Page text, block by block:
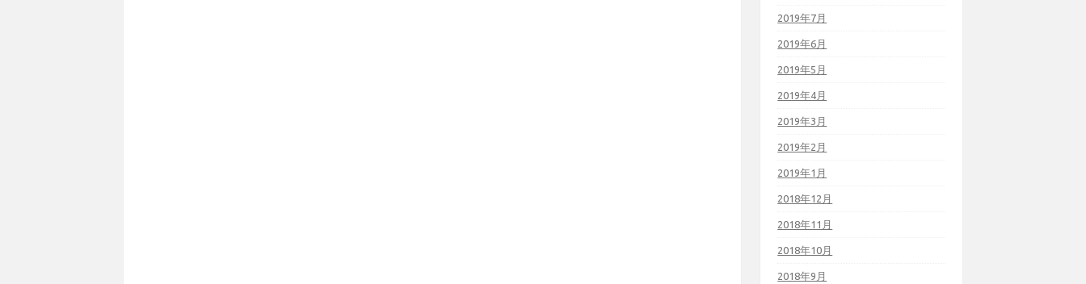
2019年7月
2019年6月
2019年5月
2019年4月
2019年3月
2019年2月
2019年1月
2018年12月
2018年11月
2018年10月
2018年9月